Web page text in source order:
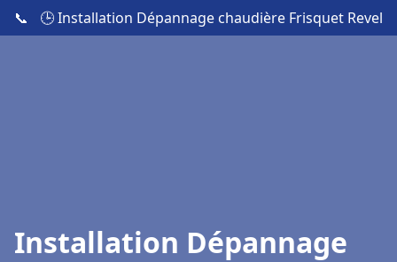
📞 🕒 Installation Dépannage chaudière Frisquet Revel
Installation Dépannage